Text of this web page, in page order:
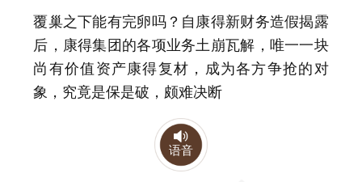
覆巢之下能有完卵吗？自康得新财务造假揭露
后，康得集团的各项业务土崩瓦解，唯一一块
尚有价值资产康得复材，成为各方争抢的对
象，究竟是保是破，颇难决断
语音